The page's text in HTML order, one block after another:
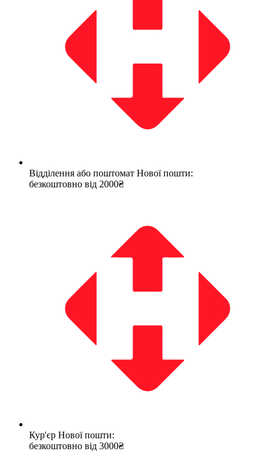
Відділення або поштомат Нової пошти:
безкоштовно від 2000₴
Кур'єр Нової пошти:
безкоштовно від 3000₴